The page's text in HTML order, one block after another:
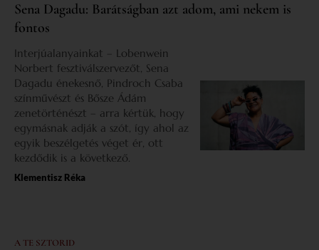
Sena Dagadu: Barátságban azt adom, ami nekem is
fontos
Interjúalanyainkat – Lobenwein
Norbert fesztiválszervezőt, Sena
Dagadu énekesnő, Pindroch Csaba
színművészt és Bősze Ádám
zenetörténészt – arra kértük, hogy
egymásnak adják a szót, így ahol az
egyik beszélgetés véget ér, ott
kezdődik is a következő.
Klementisz Réka
A TE SZTORID